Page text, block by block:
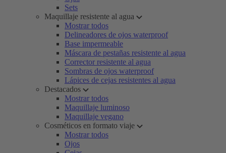
Sets
Maquillaje resistente al agua
Mostrar todos
Delineadores de ojos waterproof
Base impermeable
Máscara de pestañas resistente al agua
Corrector resistente al agua
Sombras de ojos waterproof
Lápices de cejas resistentes al agua
Destacados
Mostrar todos
Maquillaje luminoso
Maquillaje vegano
Cosméticos en formato viaje
Mostrar todos
Ojos